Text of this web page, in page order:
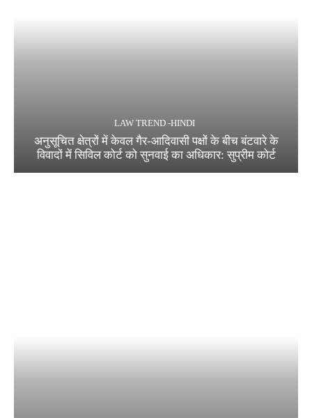
LAW TREND -HINDI
अनुसूचित क्षेत्रों में केवल गैर-आदिवासी पक्षों के बीच बंटवारे के
विवादों में सिविल कोर्ट को सुनवाई का अधिकार: सुप्रीम कोर्ट